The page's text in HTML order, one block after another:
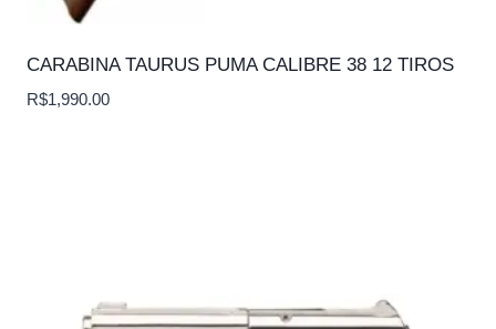
CARABINA TAURUS PUMA CALIBRE 38 12 TIROS
R$1,990.00